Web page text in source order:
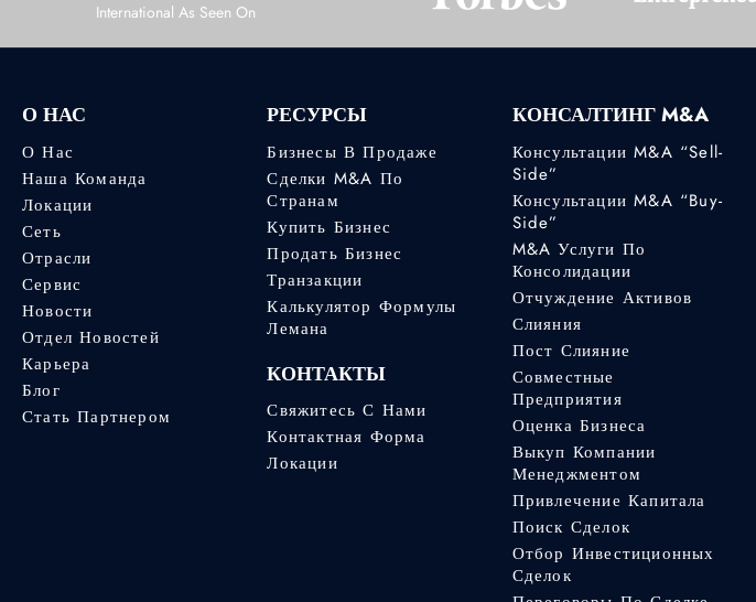
International As Seen On
О НАС
О Нас
Наша Команда
Локации
Сеть
Отрасли
Сервис
Новости
Отдел Новостей
Карьера
Блог
Стать Партнером
РЕСУРСЫ
Бизнесы В Продаже
Сделки M&A По
Странам
Купить Бизнес
Продать Бизнес
Транзакции
Калькулятор Формулы
Лемана
КОНТАКТЫ
Свяжитесь С Нами
Контактная Форма
Локации
КОНСАЛТИНГ M&A
Консультации M&A “Sell-
Side”
Консультации M&A “Buy-
Side”
M&A Услуги По
Консолидации
Отчуждение Активов
Слияния
Пост Слияние
Совместные
Предприятия
Оценка Бизнеса
Выкуп Компании
Менеджментом
Привлечение Капитала
Поиск Сделок
Отбор Инвестиционных
Сделок